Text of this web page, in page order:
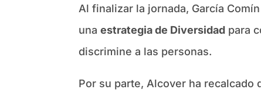
Al finalizar la jornada, García
unaestrategia de Diversidad para
discrimine a las personas.
Por su parte, Alcover ha recalcado